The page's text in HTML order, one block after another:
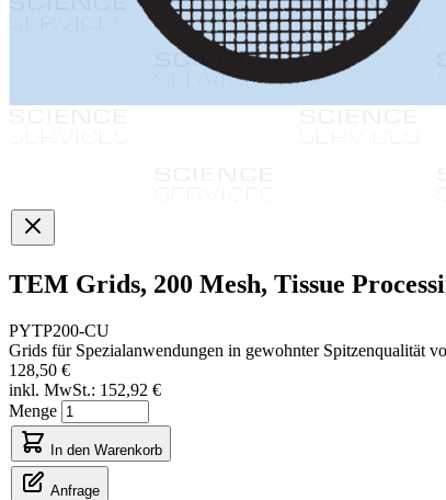
TEM Grids, 200 Mesh, Tissue
PYTP200-CU
Grids für Spezialanwendungen in gewohnter Spitzenqualität
128,50 €
inkl. MwSt.: 152,92 €
Menge
In den Warenkorb
Anfrage